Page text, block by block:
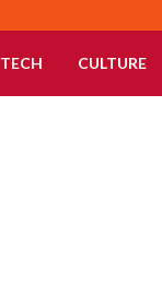
TECH CULTURE